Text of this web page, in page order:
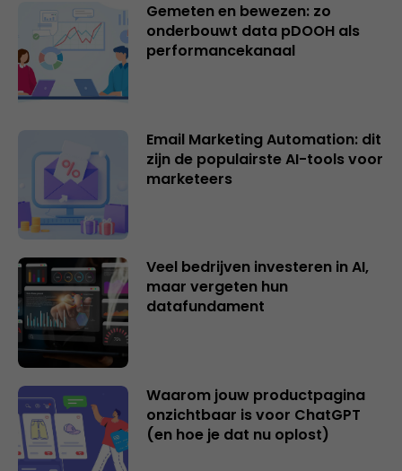
Gemeten en bewezen: zo
onderbouwt data pDOOH als
performancekanaal
Email Marketing Automation: dit
zijn de populairste AI-tools voor
marketeers
Veel bedrijven investeren in AI,
maar vergeten hun
datafundament
Waarom jouw productpagina
onzichtbaar is voor ChatGPT
(en hoe je dat nu oplost)